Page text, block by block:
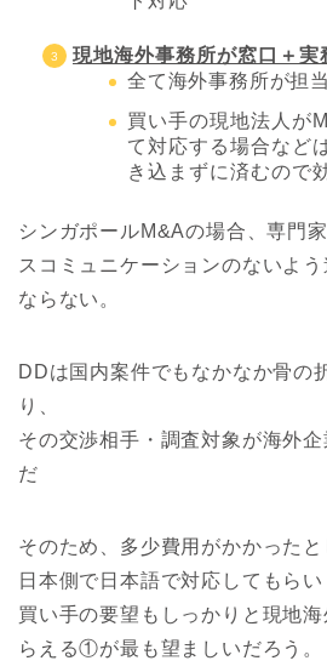
現地海外事務所が窓口＋実
全て海外事務所が担当
買い手の現地法人が
て対応する場合など
き込まずに済むので
シンガポールM&Aの場合、専門
スコミュニケーションのないよ
ならない。
DDは国内案件でもなかなか骨の
り、
その交渉相手・調査対象が海外
だ
そのため、多少費用がかかった
日本側で日本語で対応してもらい
買い手の要望もしっかりと現地
らえる①が最も望ましいだろう。